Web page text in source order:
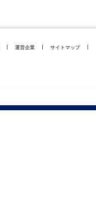
運営企業 サイトマップ